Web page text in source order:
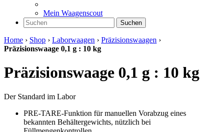
Mein Waagenscout
Suchen
Home › Shop › Laborwaagen › Präzisionswaagen ›
Präzisionswaage 0,1 g : 10 kg
Präzisionswaage 0,1 g : 10 kg
Der Standard im Labor
PRE-TARE-Funktion für manuellen Vorabzug eines
bekannten Behältergewichts, nützlich bei